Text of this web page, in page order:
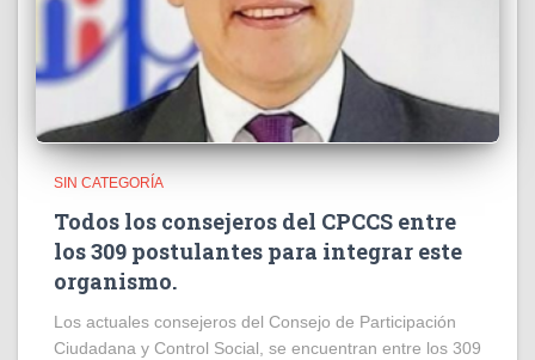
SIN CATEGORÍA
Todos los consejeros del CPCCS entre
los 309 postulantes para integrar este
organismo.
Los actuales consejeros del Consejo de Participación
Ciudadana y Control Social, se encuentran entre los 309